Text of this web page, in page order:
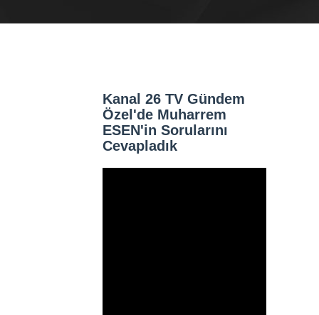
Kanal 26 TV Gündem
Özel'de Muharrem
ESEN'in Sorularını
Cevapladık